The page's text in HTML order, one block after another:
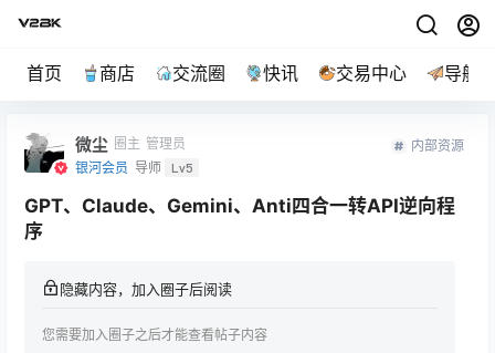
首页 商店 交流圈 快讯 交易中心 导航
微尘 圈主 管理员
银河会员 导师 Lv5
内部资源
GPT、Claude、Gemini、Anti四合一转API逆向程
序
隐藏内容，加入圈子后阅读
您需要加入圈子之后才能查看帖子内容